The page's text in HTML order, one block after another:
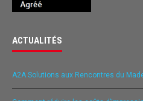
ACTUALITÉS
A2A Solutions aux Rencontres du